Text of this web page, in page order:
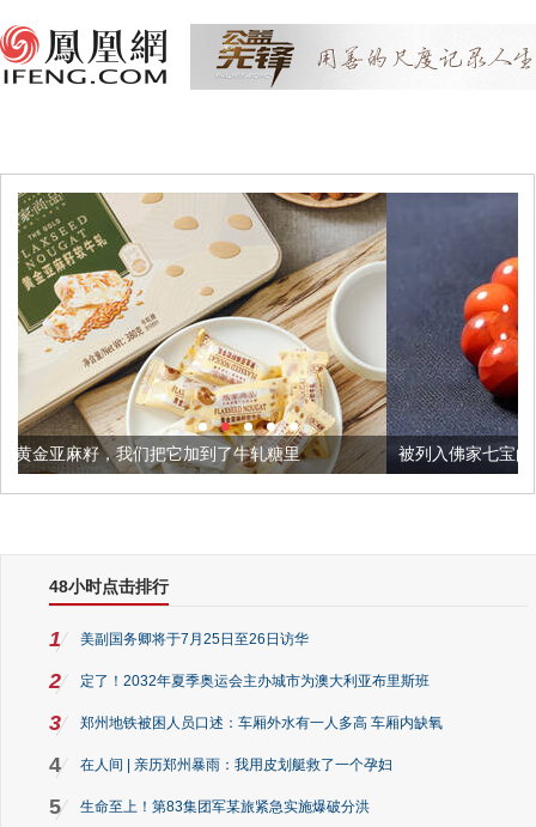
它加到了牛轧糖里 被列入佛家七宝的它到底有多美？
48小时点击排行
1 美副国务卿将于7月25日至26日访华
2 定了！2032年夏季奥运会主办城市为澳大利亚布里斯班
3 郑州地铁被困人员口述：车厢外水有一人多高 车厢内缺氧
4 在人间 | 亲历郑州暴雨：我用皮划艇救了一个孕妇
5 生命至上！第83集团军某旅紧急实施爆破分洪